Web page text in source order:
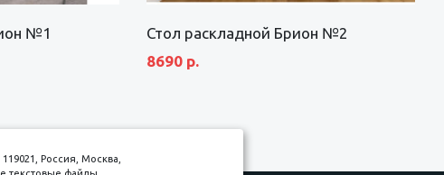
№1
Стол раскладной Брион №2
8690 р.
Россия, Москва,